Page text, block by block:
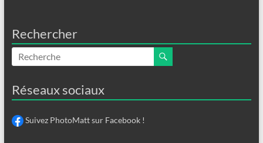
Rechercher
Réseaux sociaux
Suivez PhotoMatt sur Facebook !